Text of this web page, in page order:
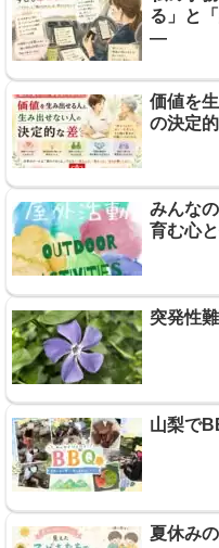
る」と
―
価値を
の決定
みんな
育む心
突発性
山梨で
夏休み